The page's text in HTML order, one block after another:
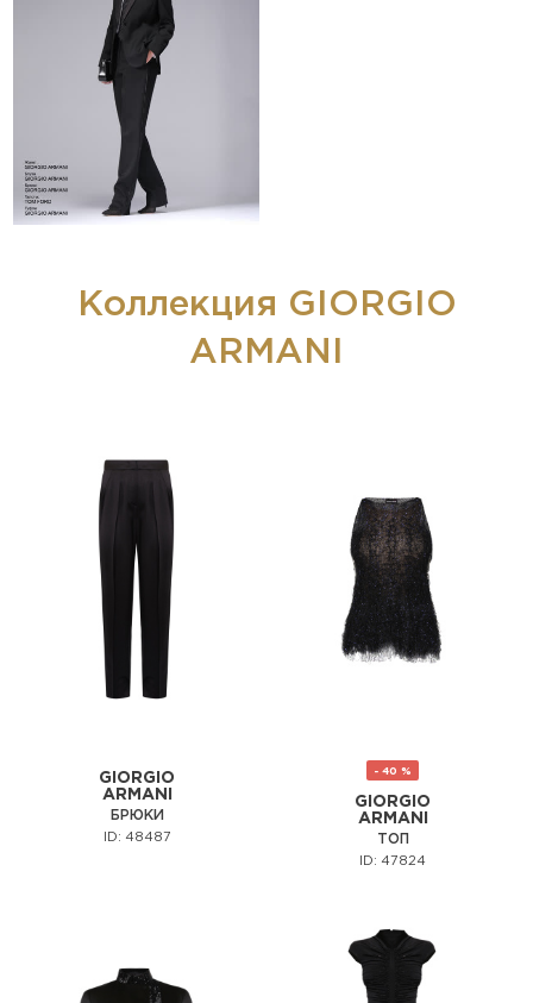
Коллекция GIORGIO
ARMANI
GIORGIO
ARMANI
БРЮКИ
ID: 48487
- 40 %
GIORGIO
ARMANI
ТОП
ID: 47824